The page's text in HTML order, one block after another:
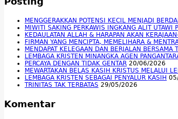
MENGGERAKKAN POTENSI KECIL MENJADI
MIWITI SAKING PERKAWIS INGKANG ALIT UTAWI
KEDAULATAN ALLAH & HARAPAN AKAN
FIRMAN YANG MENCIPTA, MEMELIHARA &
MENDAPAT KELEGAAN DAN BERJALAN BERSAMA
LEMBAGA KRISTEN MINANGKA AGEN
PERCAYA DENGAN TIDAK GENTAR 20/06/2026
MEWARTAKAN BELAS KASIH KRISTUS MELALUI
LEMBAGA KRISTEN SEBAGAI PENYALUR KASIH
TRINITAS TAK TERBATAS 29/05/2026
Komentar